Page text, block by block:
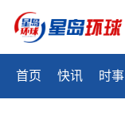
首页 快讯 时事